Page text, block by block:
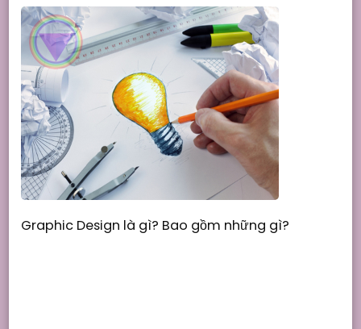
Graphic Design là gì? Bao gồm những gì?